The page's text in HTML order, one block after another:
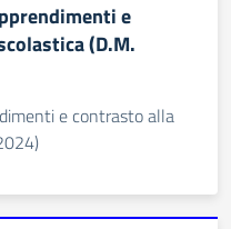
e
(D.M.
e contrasto alla